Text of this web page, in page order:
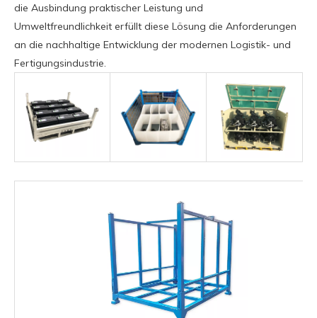
die Ausbindung praktischer Leistung und
Umweltfreundlichkeit erfüllt diese Lösung die Anforderungen
an die nachhaltige Entwicklung der modernen Logistik- und
Fertigungsindustrie.